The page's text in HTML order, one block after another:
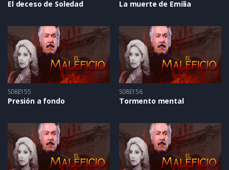
El deceso de Soledad La muerte de Emilia
S08E155
Presión a fondo
S08E156
Tormento mental